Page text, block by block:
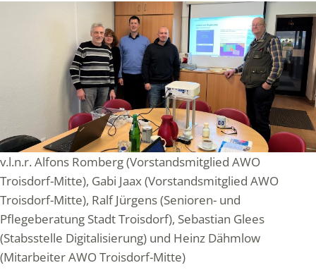
v.l.n.r. Alfons Romberg (Vorstandsmitglied AWO
Troisdorf-Mitte), Gabi Jaax (Vorstandsmitglied AWO
Troisdorf-Mitte), Ralf Jürgens (Senioren- und
Pflegeberatung Stadt Troisdorf), Sebastian Glees
(Stabsstelle Digitalisierung) und Heinz Dähmlow
(Mitarbeiter AWO Troisdorf-Mitte)